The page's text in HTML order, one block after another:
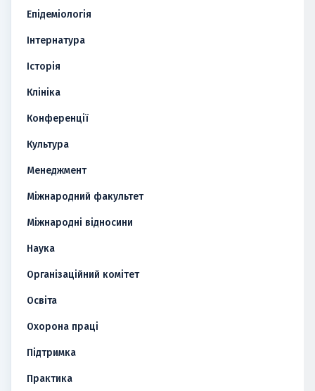
Епідеміологія
Інтернатура
Історія
Клініка
Конференції
Культура
Менеджмент
Міжнародний факультет
Міжнародні відносини
Наука
Організаційний комітет
Освіта
Охорона праці
Підтримка
Практика